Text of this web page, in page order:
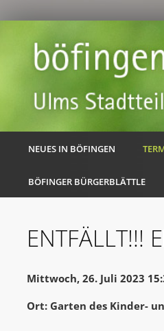
NEUES IN BÖFINGEN
BÖFINGER BÜRGERBLÄTTLE
ENTFÄLLT!!!
Mittwoch, 26. Juli 2023
Ort: Garten des Kinder-